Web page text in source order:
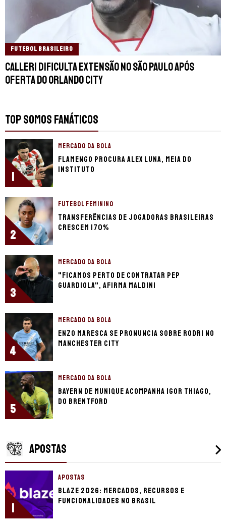
FUTEBOL BRASILEIRO
Calleri dificulta extensão no São Paulo após
oferta do Orlando City
TOP SOMOS FANÁTICOS
1
MERCADO DA BOLA
Flamengo procura Alex Luna, meia do
Instituto
2
FUTEBOL FEMININO
Transferências de jogadoras brasileiras
crescem 170%
3
MERCADO DA BOLA
"Ficamos perto de contratar Pep
Guardiola", afirma Maldini
4
MERCADO DA BOLA
Enzo Maresca se pronuncia sobre Rodri no
Manchester City
5
MERCADO DA BOLA
Bayern de Munique acompanha Igor Thiago,
do Brentford
APOSTAS
1
APOSTAS
Blaze 2026: mercados, recursos e
funcionalidades no Brasil